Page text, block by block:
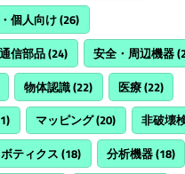
個人向け(26)
信部品(24) 安全・周辺機器
物体認識(22) 医療(22)
マッピング(20) 非破壊
ティクス (18) 分析機器(18)